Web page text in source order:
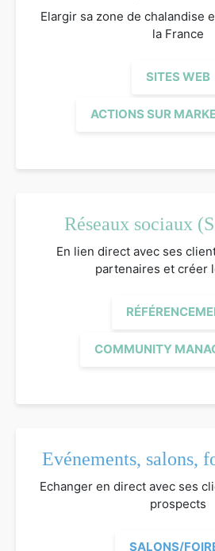
Elargir sa zone de chalandise
la France
SITES WEB
ACTIONS SUR
Réseaux sociaux
En lien direct avec ses
partenaires et créer
COMMUNITY
Evénements, salons,
Echanger en direct avec ses
prospects
SALONS/